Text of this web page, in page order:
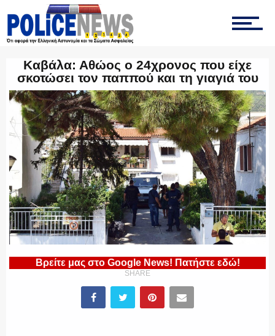
ΟΠΚΕ
ΟΜΑΔΑ “Ζ”
ΕΚΑΜ
ΕΛΛΗΝΙΚΗ ΑΣΤΥΝΟΜΙΑ
Καβάλα: Αθώος ο 24χρονος που είχε
σκοτώσει τον παππού και τη γιαγιά του
Βρείτε μας στο Google News! Πατήστε εδώ!
SHARE